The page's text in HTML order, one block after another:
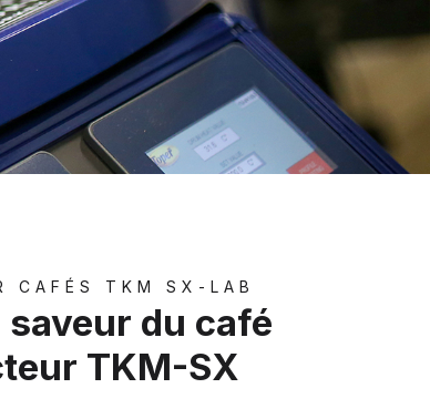
CAFÉS TKM SX-LAB
du café
TKM-SX